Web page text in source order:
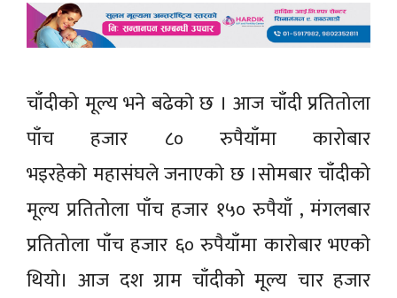
चाँदीको मूल्य भने बढेकाे छ । आज चाँदी प्रतितोला
पाँच हजार ८० रुपैयाँमा कारोबार
भइरहेकाे महासंघले जनाएकाे छ ।साेमबार चाँदीको
मूल्य प्रतितोला पाँच हजार १५० रुपैयाँ , मंगलबार
प्रतितोला पाँच हजार ६० रुपैयाँमा काराेबार भएकाे
थियाे। आज दश ग्राम चाँदीको मूल्य चार हजार